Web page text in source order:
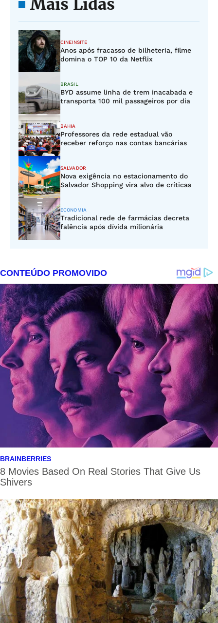
Mais Lidas
CINEINSITE
Anos após fracasso de bilheteria, filme
domina o TOP 10 da Netflix
BRASIL
BYD assume linha de trem inacabada e
transporta 100 mil passageiros por dia
BAHIA
Professores da rede estadual vão
receber reforço nas contas bancárias
SALVADOR
Nova exigência no estacionamento do
Salvador Shopping vira alvo de críticas
ECONOMIA
Tradicional rede de farmácias decreta
falência após dívida milionária